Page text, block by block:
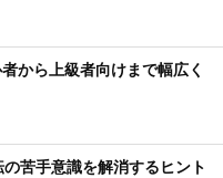
から上級者向けまで幅広く
の苦手意識を解消するヒント